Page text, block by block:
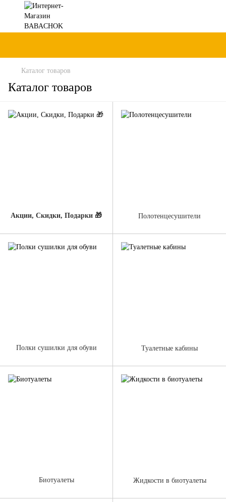
Каталог товаров
Каталог товаров
Акции, Скидки, Подарки 🎁 Полотенцесушители
Полки сушилки для обуви Туалетные кабины
Биотуалеты Жидкости в биотуалеты